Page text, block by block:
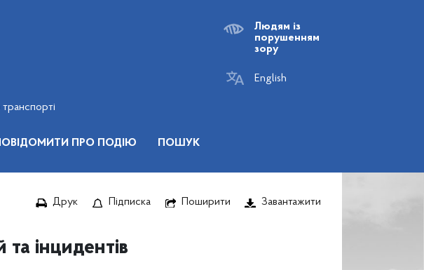
Людям із
порушенням
зору
English
ПРО ПОДІЮ ПОШУК
Друк Підписка Поширити Завантажити
інцидентів